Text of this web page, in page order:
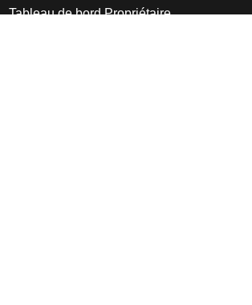
Tableau de bord Propriétaire